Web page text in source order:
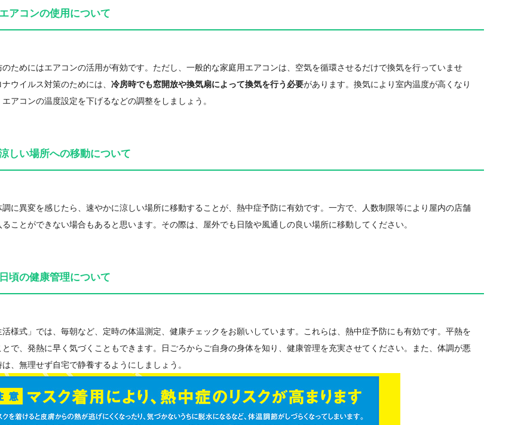
アコンの使用について
ためにはエアコンの活用が有効です。ただし、一般的な家庭用エアコンは、空気を循環させるだけで換気を行っていませ
ウイルス対策のためには、 冷房時でも窓開放や換気扇によって換気を行う必要があります。換気により室内温度が高くなり
アコンの温度設定を下げるなどの調整をしましょう。
しい場所への移動について
に異変を感じたら、速やかに涼しい場所に移動することが、熱中症予防に有効です。一方で、人数制限等により屋内の店舗
ことができない場合もあると思います。その際は、屋外でも日陰や風通しの良い場所に移動してください。
頃の健康管理について
様式」では、毎朝など、定時の体温測定、健康チェックをお願いしています。これらは、熱中症予防にも有効です。平熱を
で、発熱に早く気づくこともできます。日ごろからご自身の身体を知り、健康管理を充実させてください。また、体調が悪
、無理せず自宅で静養するようにしましょう。